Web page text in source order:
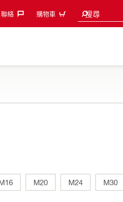
聯絡‎ 購物車 搜尋
Search
M20 M24 M30